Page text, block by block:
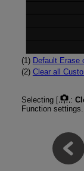
(1) Default Erase
(2) Clear all
Selecting [ :
Function settings.